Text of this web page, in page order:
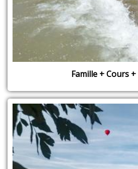
Famille + Cours